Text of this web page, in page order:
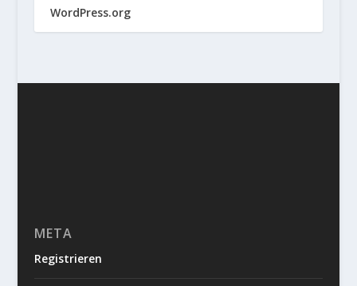
WordPress.org
META
Registrieren